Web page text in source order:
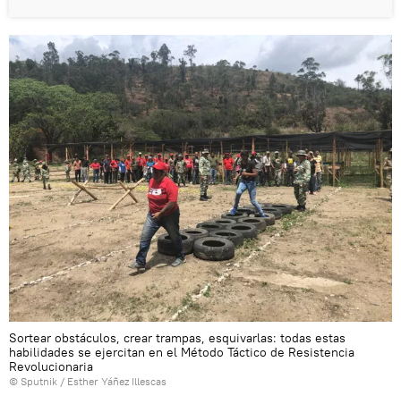
Sortear obstáculos, crear trampas, esquivarlas: todas estas
habilidades se ejercitan en el Método Táctico de Resistencia
Revolucionaria
© Sputnik / Esther Yáñez Illescas